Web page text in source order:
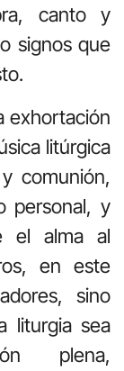
canto y
signos que
exhortación
litúrgica
comunión,
personal, y
el alma al
en este
sino
liturgia sea
plena,